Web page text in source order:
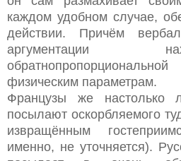
каждом удобном случае,
действии. Причём
аргументации
физическим параметрам.
Французы же настолько
посылают оскорбляемого
извращённым
именно, не уточняется).